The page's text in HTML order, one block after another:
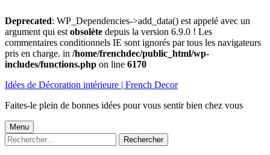
Deprecated: WP_Dependencies->add_data() est appelé avec un
argument qui est obsolète depuis la version 6.9.0 ! Les
commentaires conditionnels IE sont ignorés par tous les navigateurs
pris en charge. in /home/frenchdec/public_html/wp-
includes/functions.php on line 6170
au
Idées de Décoration intérieure | French Decor
Faites-le plein de bonnes idées pour vous sentir bien chez vous
Menu
principal
Menu
Rechercher :